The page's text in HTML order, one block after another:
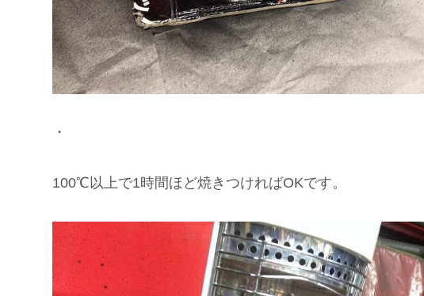
・
100℃以上で1時間ほど焼きつければOKです。